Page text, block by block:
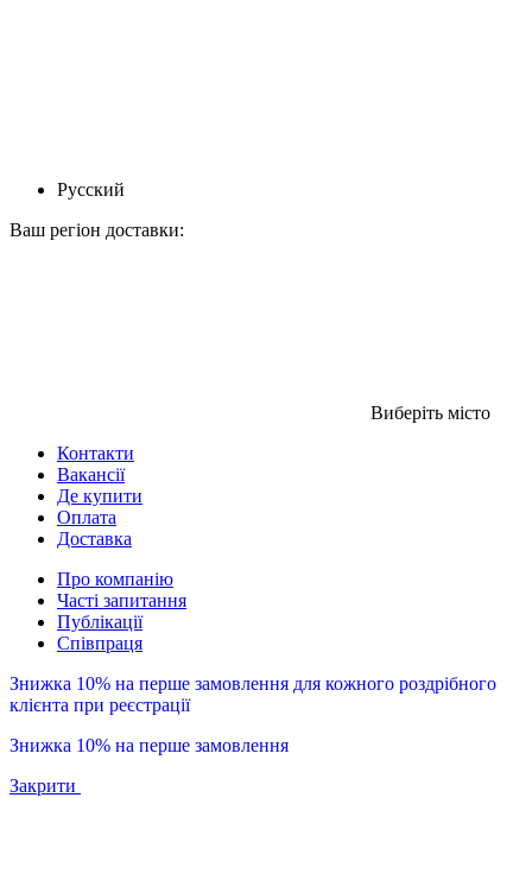
Русский
Ваш регіон доставки:
Виберіть місто
Контакти
Вакансії
Де купити
Оплата
Доставка
Про компанію
Часті запитання
Публікації
Співпраця
Знижка 10% на перше замовлення для кожного роздрібного
клієнта при реєстрації
Знижка 10% на перше замовлення
Закрити